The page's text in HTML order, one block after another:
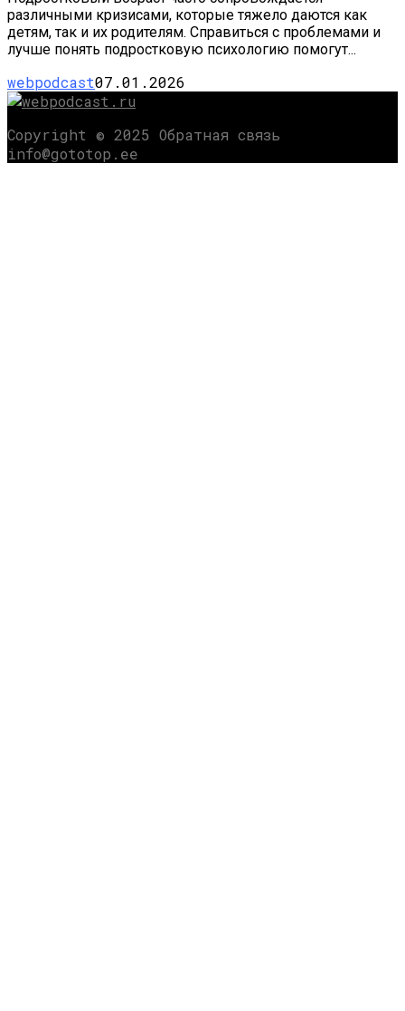
различными кризисами, которые тяжело даются как
детям, так и их родителям. Справиться с проблемами и
лучше понять подростковую психологию помогут...
webpodcast07.01.2026
Copyright © 2025 Обратная связь
info@gototop.ee